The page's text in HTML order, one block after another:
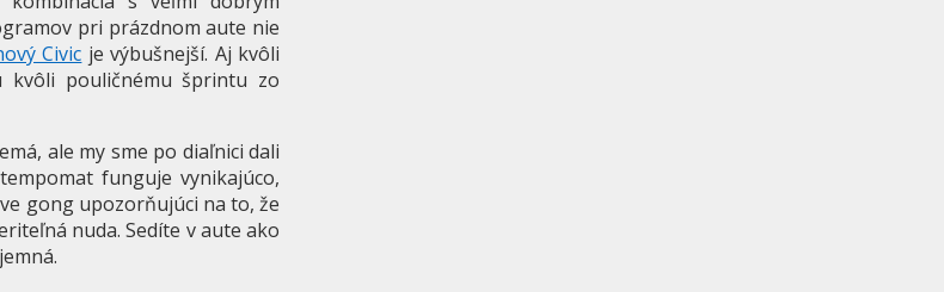
pri prázdnom aute nie
Civic je výbušnejší. Aj kvôli
pouličnému šprintu zo
ale my sme po diaľnici dali
funguje vynikajúco,
gong upozorňujúci na to, že
nuda. Sedíte v aute ako